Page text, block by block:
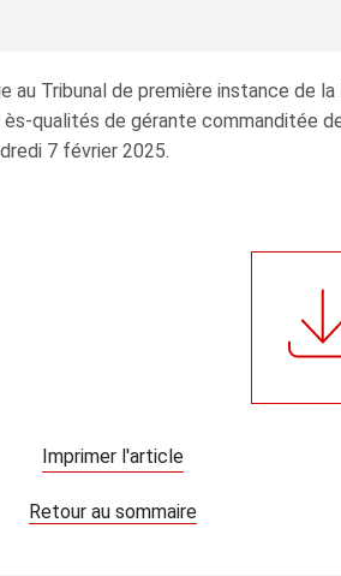
Tribunal de première instance de
qualités de gérante commanditée
7 février 2025.
Imprimer l'article
Retour au sommaire